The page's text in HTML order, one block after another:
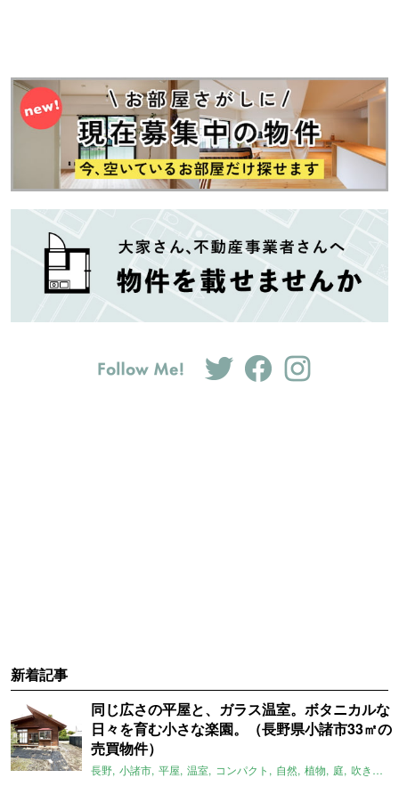
新着記事
同じ広さの平屋と、ガラス温室。ボタニカルな
日々を育む小さな楽園。（長野県小諸市33㎡の
売買物件）
長野 小諸市 平屋 温室 コンパクト 自然 植物 庭 吹き抜け